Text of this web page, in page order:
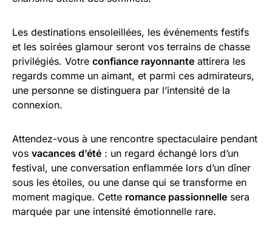
Les destinations ensoleillées, les événements festifs
et les soirées glamour seront vos terrains de chasse
privilégiés. Votre confiance rayonnante attirera les
regards comme un aimant, et parmi ces admirateurs,
une personne se distinguera par l’intensité de la
connexion.
Attendez-vous à une rencontre spectaculaire pendant
vos vacances d’été : un regard échangé lors d’un
festival, une conversation enflammée lors d’un dîner
sous les étoiles, ou une danse qui se transforme en
moment magique. Cette romance passionnelle sera
marquée par une intensité émotionnelle rare.